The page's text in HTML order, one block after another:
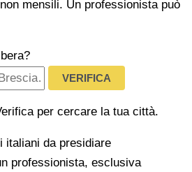
mensili. Un professionista può
VERIFICA
per cercare la tua città.
italiani da presidiare
professionista, esclusiva